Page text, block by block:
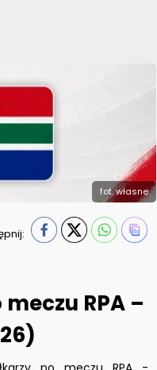
fot. własne
RPA –